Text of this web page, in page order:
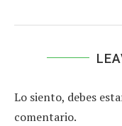
Lo siento, debes
comentario.